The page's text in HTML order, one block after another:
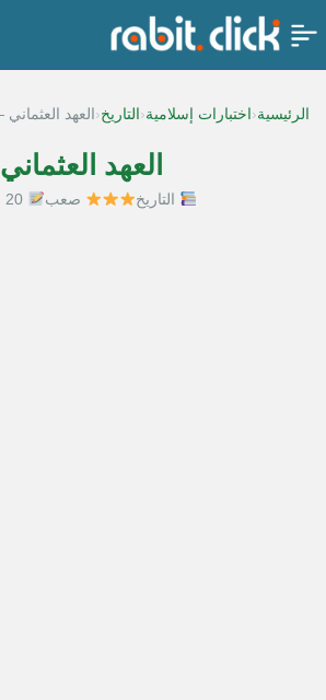
الرئيسية‹ اختبارات إسلامية‹ التاريخ‹ العهد
العهد العثماني
التاريخ صعب